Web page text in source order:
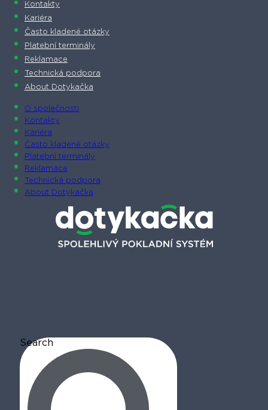
Kontakty
Kariéra
Často kladené otázky
Platební terminály
Reklamace
Technická podpora
About Dotykačka
O společnosti
Kontakty
Kariéra
Často kladené otázky
Platební terminály
Reklamace
Technická podpora
About Dotykačka
Search